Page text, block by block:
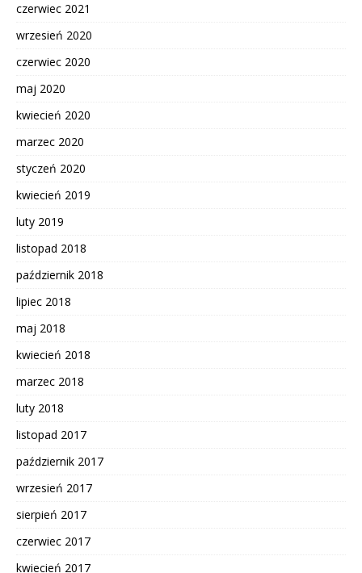
czerwiec 2021
wrzesień 2020
czerwiec 2020
maj 2020
kwiecień 2020
marzec 2020
styczeń 2020
kwiecień 2019
luty 2019
listopad 2018
październik 2018
lipiec 2018
maj 2018
kwiecień 2018
marzec 2018
luty 2018
listopad 2017
październik 2017
wrzesień 2017
sierpień 2017
czerwiec 2017
kwiecień 2017